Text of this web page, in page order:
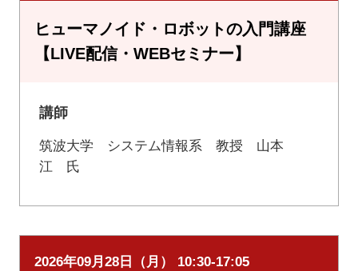
ヒューマノイド・ロボットの入門講座
【LIVE配信・WEBセミナー】
講師
筑波大学 システム情報系 教授 山本
江 氏
2026年09月28日（月） 10:30-17:05